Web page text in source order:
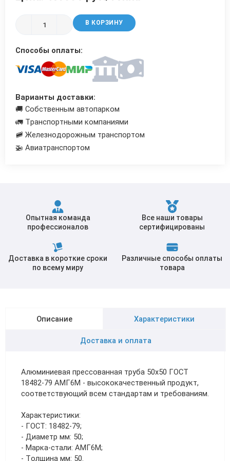
В КОРЗИНУ
Способы оплаты:
Варианты доставки:
🚚 Собственным автопарком
🚛 Транспортными компаниями
🚞 Железнодорожным транспортом
🚁 Авиатранспортом
Опытная команда
профессионалов
Все наши товары
сертифицированы
Доставка в короткие сроки
по всему миру
Различные способы оплаты
товара
Описание Характеристики
Доставка и оплата
Алюминиевая прессованная труба 50х50 ГОСТ
18482-79 АМГ6М - высококачественный продукт,
соответствующий всем стандартам и требованиям.
Характеристики:
- ГОСТ: 18482-79;
- Диаметр мм: 50;
- Марка-стали: АМГ6М;
- Толщина мм: 50.
Трубы в ВУС изоляции